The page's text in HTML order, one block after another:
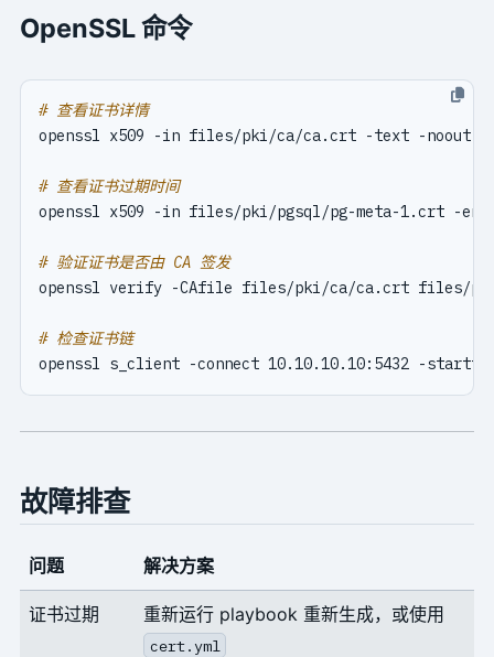
OpenSSL 命令
# 查看证书详情
openssl x509 -in files/pki/ca/ca.crt -text -noout
# 查看证书过期时间
# 验证证书是否由 CA 签发
# 检查证书链
故障排查
问题 解决方案
证书过期 重新运行 playbook 重新生成，或使用
cert.yml